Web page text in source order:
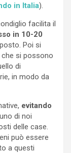
in Italia).
facilita il
in 10-20
Poi si
si possono
di
in modo da
evitando
di noi
delle case.
può essere
a questi